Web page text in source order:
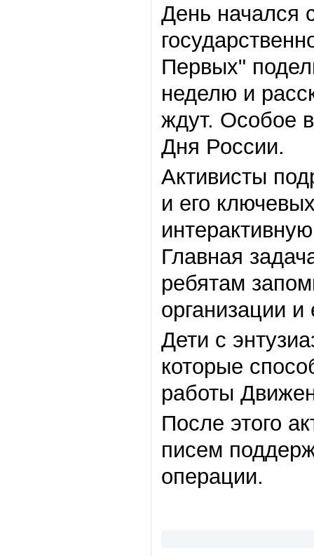
День начался
Первых"
неделю и
ждут. Особое
Дня России.
Активисты
и его
Главная
ребятам
организации
Дети с
которые
работы
После этого
писем
операции.